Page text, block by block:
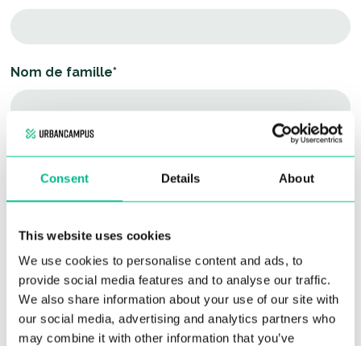
Consent Details About
This website uses cookies
We use cookies to personalise content and ads, to
provide social media features and to analyse our traffic.
We also share information about your use of our site with
our social media, advertising and analytics partners who
may combine it with other information that you’ve
Nom de famille*
Numéro de téléphone
Email*
Message